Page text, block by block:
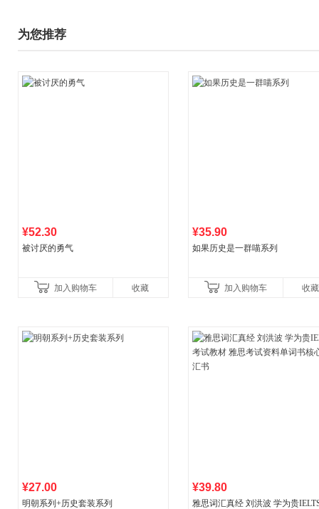
为您推荐
¥52.30
被讨厌的勇气
加入购物车 收藏
¥35.90
如果历史是一群喵系列
加入购物车 收藏
¥27.00
明朝系列+历史套装系列
¥39.80
雅思词汇真经 刘洪波 学为贵